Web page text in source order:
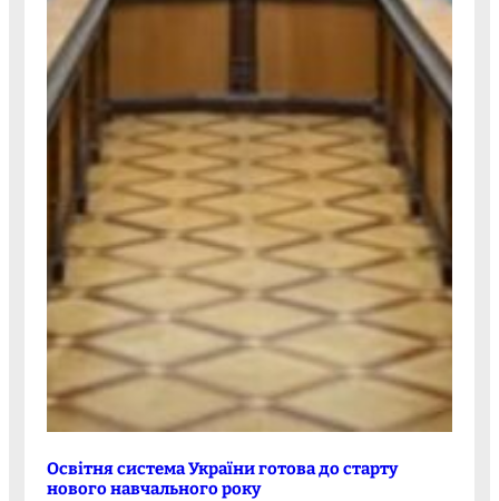
Освітня система України готова до старту
нового навчального року